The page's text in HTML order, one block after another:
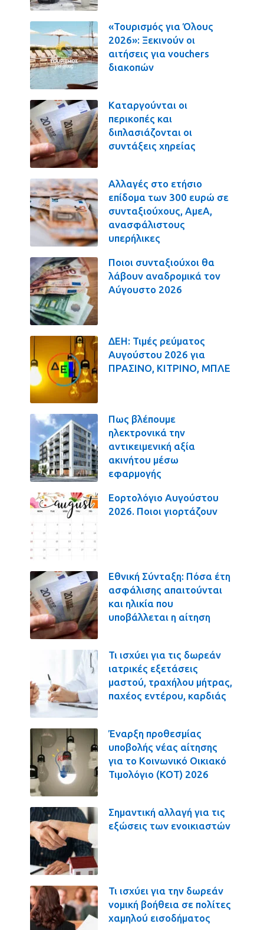
«Τουρισμός για Όλους
2026»: Ξεκινούν οι
αιτήσεις για vouchers
διακοπών
Καταργούνται οι
περικοπές και
διπλασιάζονται οι
συντάξεις χηρείας
Αλλαγές στο ετήσιο
επίδομα των 300 ευρώ σε
συνταξιούχους, ΑμεΑ,
ανασφάλιστους
υπερήλικες
Ποιοι συνταξιούχοι θα
λάβουν αναδρομικά τον
Αύγουστο 2026
ΔΕΗ: Τιμές ρεύματος
Αυγούστου 2026 για
ΠΡΑΣΙΝΟ, ΚΙΤΡΙΝΟ, ΜΠΛΕ
Πως βλέπουμε
ηλεκτρονικά την
αντικειμενική αξία
ακινήτου μέσω
εφαρμογής
Εορτολόγιο Αυγούστου
2026. Ποιοι γιορτάζουν
Εθνική Σύνταξη: Πόσα έτη
ασφάλισης απαιτούνται
και ηλικία που
υποβάλλεται η αίτηση
Τι ισχύει για τις δωρεάν
ιατρικές εξετάσεις
μαστού, τραχήλου μήτρας,
παχέος εντέρου, καρδιάς
Έναρξη προθεσμίας
υποβολής νέας αίτησης
για το Κοινωνικό Οικιακό
Τιμολόγιο (ΚΟΤ) 2026
Σημαντική αλλαγή για τις
εξώσεις των ενοικιαστών
Τι ισχύει για την δωρεάν
νομική βοήθεια σε πολίτες
χαμηλού εισοδήματος